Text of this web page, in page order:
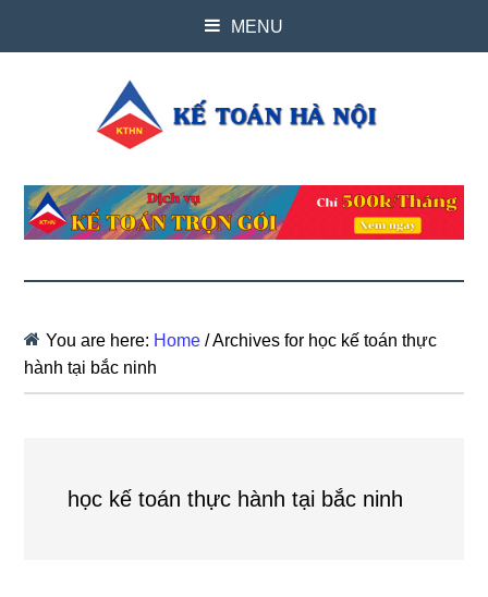
MENU
You are here: Home /Archives for học kế toán thực
hành tại bắc ninh
học kế toán thực hành tại bắc ninh